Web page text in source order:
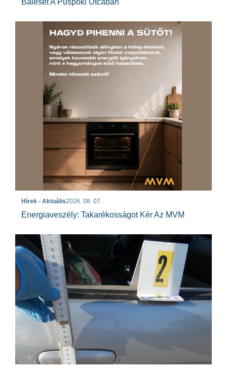
Hírek - Aktuális2026. 08. 07.
Energiaveszély: Takarékosságot Kér Az MVM